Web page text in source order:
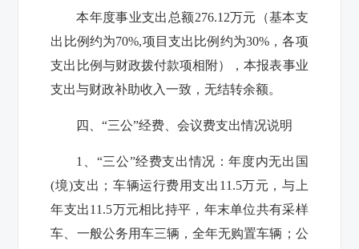
本年度事业支出总额276.12万元（基本支
出比例约为70%,项目支出比例约为30% ，各项
支出比例与财政拨付款项相附），本报表事业
支出与财政补助收入一致，无结转余额。
四、“三公”经费、会议费支出情况说明
1
、“三公”经费支出情况：年度内无出国
(境)支出；车辆运行费用支出 11.5万元，与上
年支出11.5万元相比持平， 年末单位共有采样
车、一般公务用车三辆，全年无购置车辆； 公